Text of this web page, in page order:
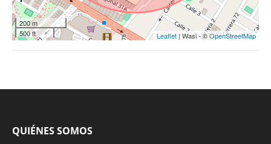
200 m
500 ft
Leaflet | Wasi - ©OpenStreetMap
QUIÉNES SOMOS